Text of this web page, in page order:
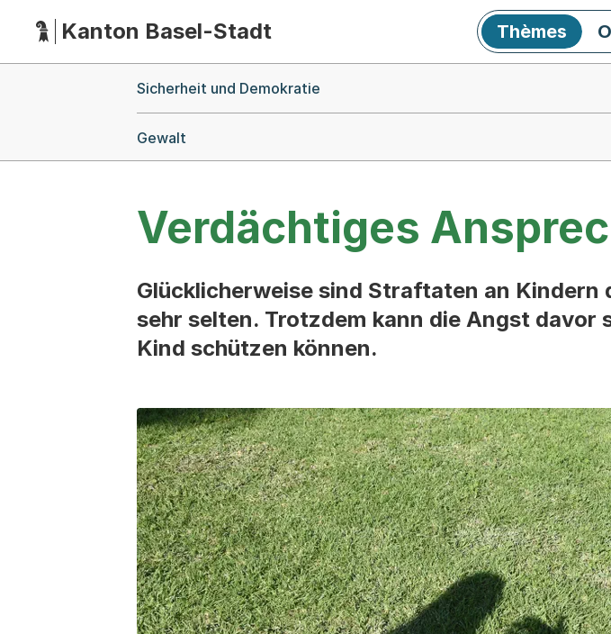
HauptnavigationKanton Basel-Stadt Thèmes
Sicherheit und Demokratie
Gewalt
Verdächtiges
Glücklicherweise sind Straftaten an
sehr selten. Trotzdem kann die Angst davor
Kind schützen können.